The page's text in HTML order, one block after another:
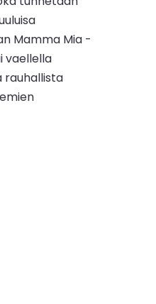
Mamma Mia -
vaellella
rauhallista